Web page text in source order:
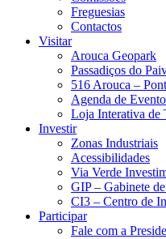
Freguesias
Contactos
Visitar
Arouca Geopark
Passadiços do
516 Arouca –
Agenda de
Loja Interativa de
Investir
Zonas Industriais
Acessibilidades
Via Verde
GIP – Gabinete
CI3 – Centro de
Participar
Fale com a